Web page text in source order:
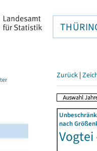
Zurück |
nach
Vogtei